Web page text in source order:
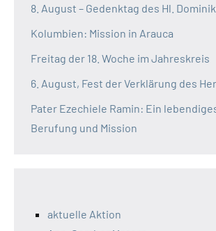
8. August – Gedenktag des Hl.
Kolumbien: Mission in Arauca
Freitag der 18. Woche im Jahreskreis
6. August, Fest der Verklärung des
Pater Ezechiele Ramin: Ein
Berufung und Mission
aktuelle Aktion